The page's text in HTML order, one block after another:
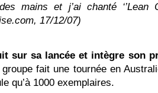
mains et j’ai chanté ‘’Lean
17/12/07)
sur sa lancée et intègre son
fait une tournée en
qu’à 1000 exemplaires.